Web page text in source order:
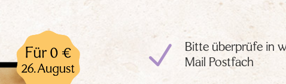
N
Bitte überprüfe in
Mail Postfach